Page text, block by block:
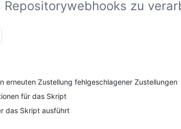
zu
erneuten Zustellung fehlgeschlagener Zustellungen
für das Skript
das Skript ausführt